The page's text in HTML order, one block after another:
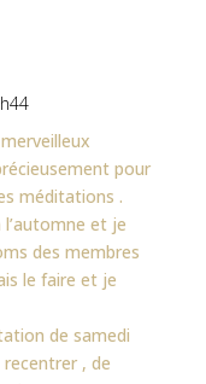
pour
méditations .
l’automne et je
des membres
le faire et je
de samedi
, de